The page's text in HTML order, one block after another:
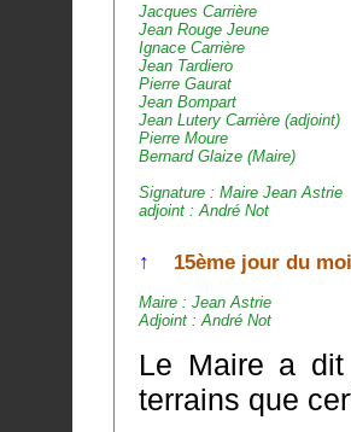
Jacques Carrière
Jean Rouge Jeune
Ignace Carrière
Jean Tardiero
Pierre Gaurat
Jean Bompart
Jean Lutery Carrière (adjoint)
Pierre Moure
Bernard Glaize (Maire)
Signature : Maire Jean Astrie
adjoint : André Not
↑ 15ème jour du
Maire : Jean Astrie
Adjoint : André Not
Le Maire a